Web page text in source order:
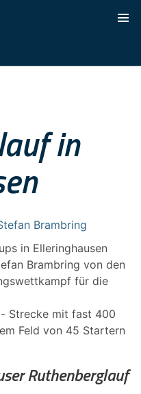
in
Brambring
in Elleringhausen
Brambring von den
für die
Strecke mit fast 400
Feld von 45 Startern
Ruthenberglauf